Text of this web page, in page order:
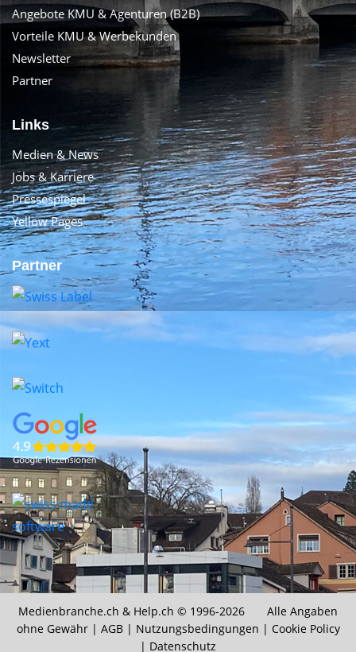
Angebote KMU & Agenturen (B2B)
Vorteile KMU & Werbekunden
Newsletter
Partner
Links
Medien & News
Jobs & Karriere
Pressespiegel
Yellow Pages
Partner
Medienbranche.ch & Help.ch © 1996-2026 Alle Angaben
ohne Gewähr | AGB| Nutzungsbedingungen | Cookie Policy
| Datenschutz